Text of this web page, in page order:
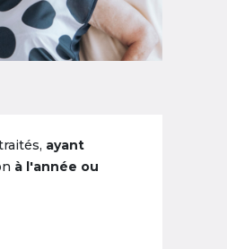
ayant
à l'année ou